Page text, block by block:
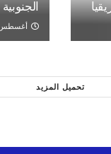
الجنوبية
أغسطس 8,
تحميل المزيد